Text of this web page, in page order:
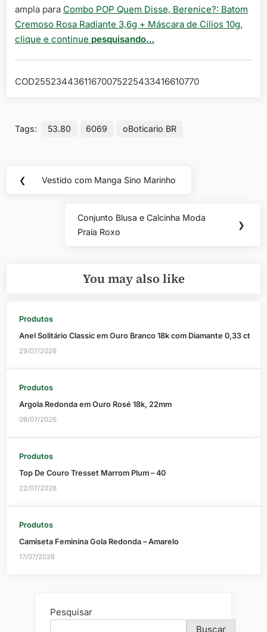
ampla para Combo POP Quem Disse, Berenice?: Batom
Cremoso Rosa Radiante 3,6g + Máscara de Cílios 10g,
clique e continue pesquisando…
COD25523443611670075225433416610770
Tags: 53.80 6069 oBoticario BR
Navegação
❮
Previous
Vestido com Manga Sino Marinho
Next
Post:
Conjunto Blusa e Calcinha Moda
Praia Roxo
❯
You may also like
Produtos
Anel Solitário Classic em Ouro Branco 18k com Diamante 0,33 ct
29/07/2026
Produtos
Argola Redonda em Ouro Rosé 18k, 22mm
09/07/2026
Produtos
Top De Couro Tresset Marrom Plum – 40
22/07/2026
Produtos
Camiseta Feminina Gola Redonda – Amarelo
17/07/2026
Pesquisar
Buscar